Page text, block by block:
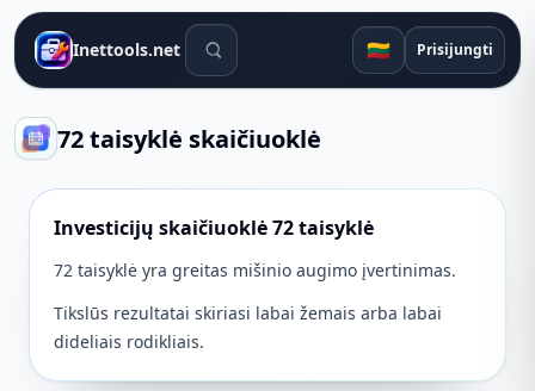
Inettools.net Paieškos įrankiai 🇱🇹 Prisijungti
72 taisyklė skaičiuoklė
Investicijų skaičiuoklė 72 taisyklė
72 taisyklė yra greitas mišinio augimo įvertinimas.
Tikslūs rezultatai skiriasi labai žemais arba labai
dideliais rodikliais.